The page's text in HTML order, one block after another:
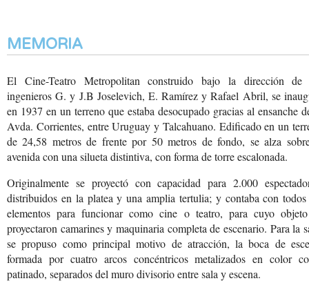
MEMORIA
El Cine-Teatro Metropolitan construido bajo la dirección de
ingenieros G. y J.B Joselevich, E. Ramírez y Rafael Abril, se
en 1937 en un terreno que estaba desocupado gracias al ensanche
Avda. Corrientes, entre Uruguay y Talcahuano. Edificado en un
de 24,58 metros de frente por 50 metros de fondo, se alza
avenida con una silueta distintiva, con forma de torre escalonada.
Originalmente se proyectó con capacidad para 2.000
distribuidos en la platea y una amplia tertulia; y contaba con
elementos para funcionar como cine o teatro, para cuyo
proyectaron camarines y maquinaria completa de escenario. Para la
se propuso como principal motivo de atracción, la boca de
formada por cuatro arcos concéntricos metalizados en color
patinado, separados del muro divisorio entre sala y escena.